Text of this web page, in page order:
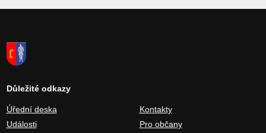
Důležité odkazy
Úřední deska
Události
Kontakty
Pro občany